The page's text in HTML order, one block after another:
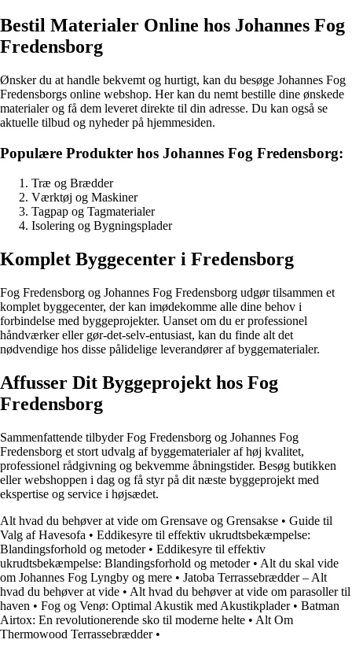
Bestil Materialer Online hos Johannes Fog
Fredensborg
Ønsker du at handle bekvemt og hurtigt, kan du besøge Johannes Fog
Fredensborgs online webshop. Her kan du nemt bestille dine ønskede
materialer og få dem leveret direkte til din adresse. Du kan også se
aktuelle tilbud og nyheder på hjemmesiden.
Populære Produkter hos Johannes Fog Fredensborg:
Træ og Brædder
Værktøj og Maskiner
Tagpap og Tagmaterialer
Isolering og Bygningsplader
Komplet Byggecenter i Fredensborg
Fog Fredensborg og Johannes Fog Fredensborg udgør tilsammen et
komplet byggecenter, der kan imødekomme alle dine behov i
forbindelse med byggeprojekter. Uanset om du er professionel
håndværker eller gør-det-selv-entusiast, kan du finde alt det
nødvendige hos disse pålidelige leverandører af byggematerialer.
Affusser Dit Byggeprojekt hos Fog
Fredensborg
Sammenfattende tilbyder Fog Fredensborg og Johannes Fog
Fredensborg et stort udvalg af byggematerialer af høj kvalitet,
professionel rådgivning og bekvemme åbningstider. Besøg butikken
eller webshoppen i dag og få styr på dit næste byggeprojekt med
ekspertise og service i højsædet.
Alt hvad du behøver at vide om Grensave og Grensakse • Guide til
Valg af Havesofa • Eddikesyre til effektiv ukrudtsbekæmpelse:
Blandingsforhold og metoder• Eddikesyre til effektiv
ukrudtsbekæmpelse: Blandingsforhold og metoder• Alt du skal vide
om Johannes Fog Lyngby og mere • Jatoba Terrassebrædder – Alt
hvad du behøver at vide • Alt hvad du behøver at vide om parasoller til
haven • Fog og Venø: Optimal Akustik med Akustikplader• Batman
Airtox: En revolutionerende sko til moderne helte • Alt Om
Thermowood Terrassebrædder•